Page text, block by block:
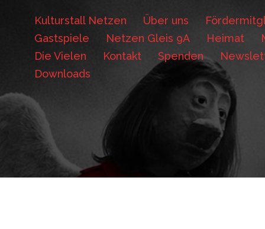
Kulturstall Netzen Über uns
Gastspiele
Netzen Gleis 9A Heimat
Die Vielen
Kontakt Spenden
Downloads